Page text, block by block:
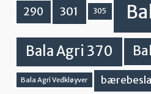
290 301 305
Bala Agri 370
Bala Agri Vedkløyver